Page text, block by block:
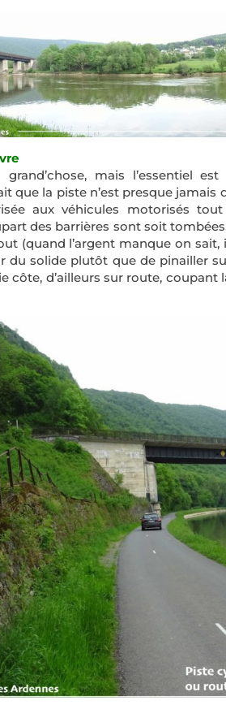
grand’chose, mais l’essentiel
que la piste n’est presque jamais
aux véhicules motorisés
des barrières sont soit
(quand l’argent manque on sait,
du solide plutôt que de pinailler
côte, d’ailleurs sur route,